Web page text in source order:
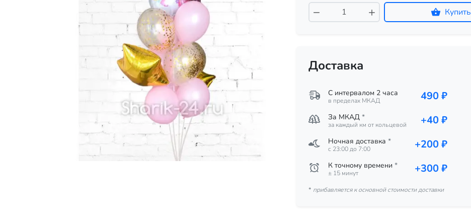
Купить
Доставка
С интервалом 2 часа
в пределах МКАД 490 ₽
За МКАД *
за каждый км от кольцевой +40 ₽
Ночная доставка *
c 23:00 до 7:00 +200 ₽
К точному времени *
± 15 минут +300 ₽
* прибавляется к основной стоимости доставки